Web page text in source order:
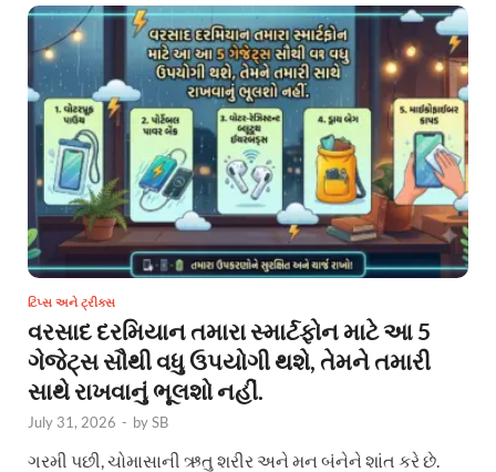
ટિપ્સ અને ટ્રીક્સ
વરસાદ દરમિયાન તમારા સ્માર્ટફોન માટે આ 5
ગેજેટ્સ સૌથી વધુ ઉપયોગી થશે, તેમને તમારી
સાથે રાખવાનું ભૂલશો નહીં.
July 31, 2026 - bySB
ગરમી પછી, ચોમાસાની ઋતુ શરીર અને મન બંનેને શાંત કરે છે.